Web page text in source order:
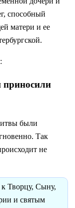
способный
матери и ее
были
Так
не
Творцу, Сыну,
и святым